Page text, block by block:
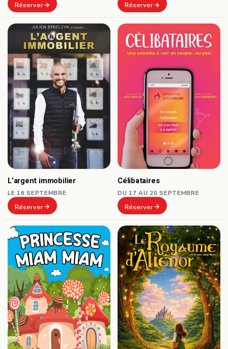
Réserver Réserver
L’argent immobilier
LE 16 SEPTEMBRE
Réserver
Célibataires
DU 17 AU 20 SEPTEMBRE
Réserver